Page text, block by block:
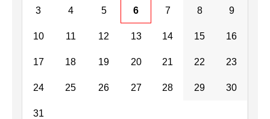
3 4 5 6 7 8 9
10 11 12 13 14 15 16
17 18 19 20 21 22 23
24 25 26 27 28 29 30
31